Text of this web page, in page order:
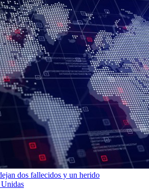
dos fallecidos y un herido